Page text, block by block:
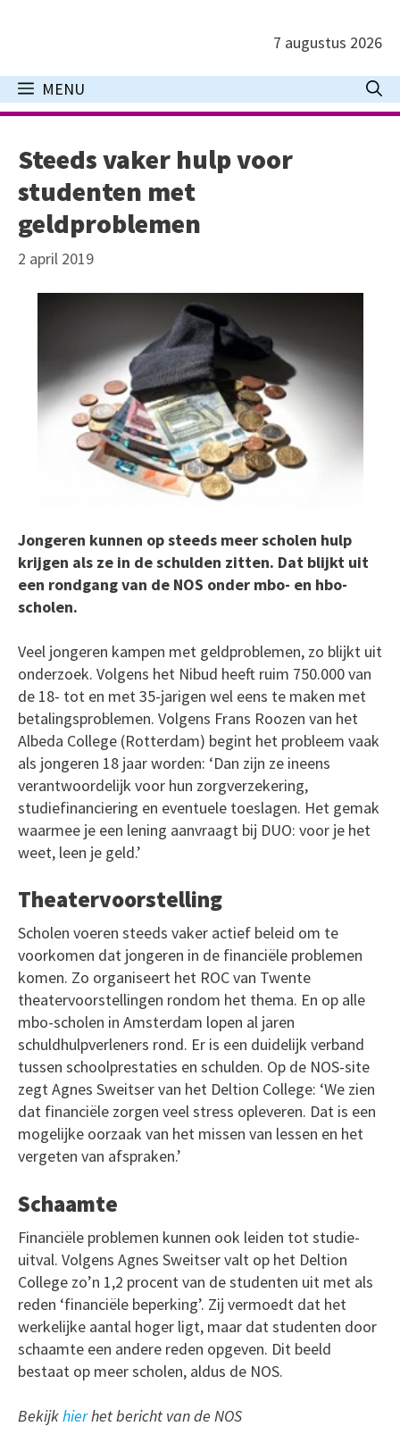
inhoud
7 augustus 2026
MENU
Steeds vaker hulp voor
studenten met
geldproblemen
2 april 2019
Jongeren kunnen op steeds meer scholen hulp
krijgen als ze in de schulden zitten. Dat blijkt uit
een rondgang van de NOS onder mbo- en hbo-
scholen.
Veel jongeren kampen met geldproblemen, zo blijkt uit
onderzoek. Volgens het Nibud heeft ruim 750.000 van
de 18- tot en met 35-jarigen wel eens te maken met
betalingsproblemen. Volgens Frans Roozen van het
Albeda College (Rotterdam) begint het probleem vaak
als jongeren 18 jaar worden: ‘Dan zijn ze ineens
verantwoordelijk voor hun zorgverzekering,
studiefinanciering en eventuele toeslagen. Het gemak
waarmee je een lening aanvraagt bij DUO: voor je het
weet, leen je geld.’
Theatervoorstelling
Scholen voeren steeds vaker actief beleid om te
voorkomen dat jongeren in de financiële problemen
komen. Zo organiseert het ROC van Twente
theatervoorstellingen rondom het thema. En op alle
mbo-scholen in Amsterdam lopen al jaren
schuldhulpverleners rond. Er is een duidelijk verband
tussen schoolprestaties en schulden. Op de NOS-site
zegt Agnes Sweitser van het Deltion College: ‘We zien
dat financiële zorgen veel stress opleveren. Dat is een
mogelijke oorzaak van het missen van lessen en het
vergeten van afspraken.’
Schaamte
Financiële problemen kunnen ook leiden tot studie-
uitval. Volgens Agnes Sweitser valt op het Deltion
College zo’n 1,2 procent van de studenten uit met als
reden ‘financiële beperking’. Zij vermoedt dat het
werkelijke aantal hoger ligt, maar dat studenten door
schaamte een andere reden opgeven. Dit beeld
bestaat op meer scholen, aldus de NOS.
Bekijkhierhet bericht van de NOS